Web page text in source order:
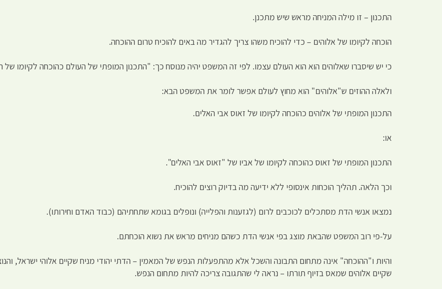
התכנון – זו מילה המניחה מראש שיש מתכנן.
הוכחה לקיומו של אלוהים – כדי להוכיח משהו צריך להגדיר מה באים להוכיח טרום ההוכחה.
כי יש שיסברו שאלוהים הוא הוא העולם עצמו. לפי זה המשפט יהיה מנוסח כך: "התכנון המופתי של העולם כהוכחה לקיומו של
ולאלה ההוזים ש"אלוהים" הוא מחוץ לעולם אפשר לומר את המשפט הבא:
התכנון המופתי של אלוהים כהוכחה לקיומו של זאוס אבי האלים.
או:
התכנון המופתי של זאוס כהוכחה לקיומו של אביו של "זאוס אבי האלים".
וכך הלאה. תהליך הוכחות אינסופי ללא ידיעה מה בדיוק רוצים להוכיח.
נמצאו אנשי הדת מסתכלים לכוכבים לרום (לגזענות והפלייה) ונופלים בגומא שתחתיהם (כבוד האדם וחירותו).
על-פי רוב המשפט שהבאת מוצג בפי אנשי הדת כשהם מניחים מראש את נשוא הוכחתם.
והיות ו"ההוכחה" אינה מתחום התבונה והשכל אלא מהתפעלות הנפש של המאמין – הדתי יהודי מניח שקיים אלוהי ישראל,
שקיים אלוהים שמאס בזיוף תורתו – נראה לי שהתגובה צריכה להיות מתחום הנפש.